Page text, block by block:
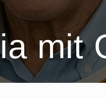
mit